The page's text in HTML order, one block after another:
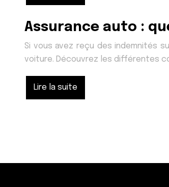
Assurance auto :
Si vous avez reçu des indemnités
voiture. Découvrez les différentes
Lire la suite